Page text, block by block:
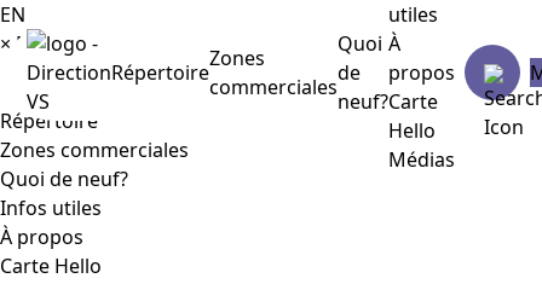
Répertoire
Zones
commerciales
Quoi
de
neuf?
utiles
À
propos
Carte
Hello
Médias
EN
× Menu
Répertoire
Zones commerciales
Quoi de neuf?
Infos utiles
À propos
Carte Hello